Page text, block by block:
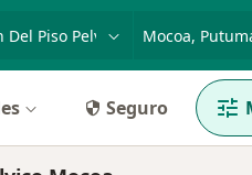
o nombre
Seguro